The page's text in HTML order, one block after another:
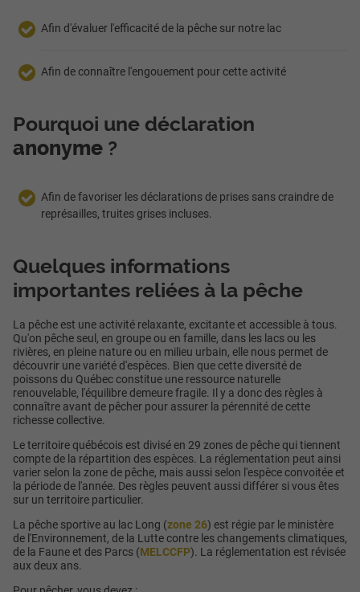
Afin d'évaluer l'efficacité de la pêche sur notre lac
Afin de connaître l'engouement pour cette activité
Pourquoi une déclaration
anonyme ?
Afin de favoriser les déclarations de prises sans craindre de
représailles, truites grises incluses.
Quelques informations
importantes reliées à la pêche
La pêche est une activité relaxante, excitante et accessible à tous.
Qu'on pêche seul, en groupe ou en famille, dans les lacs ou les
rivières, en pleine nature ou en milieu urbain, elle nous permet de
découvrir une variété d'espèces. Bien que cette diversité de
poissons du Québec constitue une ressource naturelle
renouvelable, l'équilibre demeure fragile. Il y a donc des règles à
connaître avant de pêcher pour assurer la pérennité de cette
richesse collective.
Le territoire québécois est divisé en 29 zones de pêche qui tiennent
compte de la répartition des espèces. La réglementation peut ainsi
varier selon la zone de pêche, mais aussi selon l'espèce convoitée et
la période de l'année. Des règles peuvent aussi différer si vous êtes
sur un territoire particulier.
La pêche sportive au lac Long (zone 26) est régie par le ministère
de l'Environnement, de la Lutte contre les changements climatiques,
de la Faune et des Parcs (MELCCFP). La réglementation est révisée
aux deux ans.